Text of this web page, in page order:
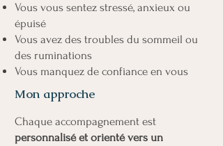
Vous vous sentez stressé, anxieux ou
épuisé
Vous avez des troubles du sommeil ou
des ruminations
Vous manquez de confiance en vous
Mon approche
Chaque accompagnement est
personnalisé et orienté vers un